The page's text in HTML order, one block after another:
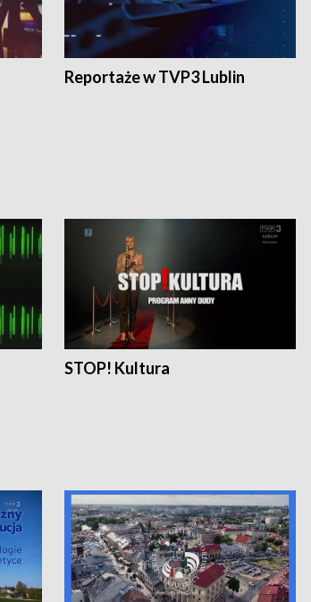
Reportaże w TVP3 Lublin
STOP! Kultura